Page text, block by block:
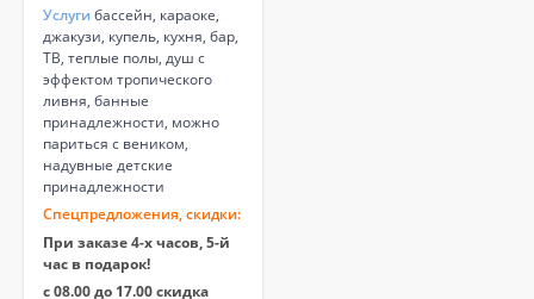
Услуги бассейн, караоке,
джакузи, купель, кухня, бар,
ТВ, теплые полы, душ с
эффектом тропического
ливня, банные
принадлежности, можно
париться с веником,
надувные детские
принадлежности
Спецпредложения, скидки:
При заказе 4-х часов, 5-й
час в подарок!
с 08.00 до 17.00 скидка